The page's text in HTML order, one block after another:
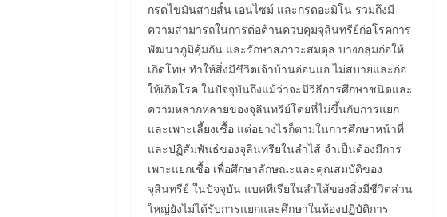
กรดไขมันสายสั้น เอนไซม์ และกรดอะมิโน รวมถึงมี
ความสามารถในการต่อต้านควบคุมจุลินทรีย์ก่อโรคการ
พัฒนาภูมิคุ้มกัน และรักษาสภาวะสมดุล บางกลุ่มก่อให้
เกิดโทษ ทำให้สิ่งมีชีวิตเจ้าบ้านอ่อนแอ ไม่สบายและก่อ
ให้เกิดโรค ในปัจจุบันถึงแม้ว่าจะมีวิธีการศึกษาชนิดและ
ความหลากหลายของจุลินทรีย์โดยที่ไม่ขึ้นกับการแยก
และเพาะเลี้ยงเชื้อ แต่อย่างไรก็ตามในการศึกษาหน้าที่
และปฏิสัมพันธ์ของจุลินทรียในลำไส้ จำเป็นต้องมีการ
เพาะแยกเชื้อ เพื่อศึกษาลักษณะและคุณสมบัติของ
จุลินทรีย์ ในปัจจุบัน แบคทีเรียในลำไส้ของสิ่งมีชีวิตส่วน
ใหญ่ยังไม่ได้รับการแยกและศึกษาในห้องปฏิบัติการ